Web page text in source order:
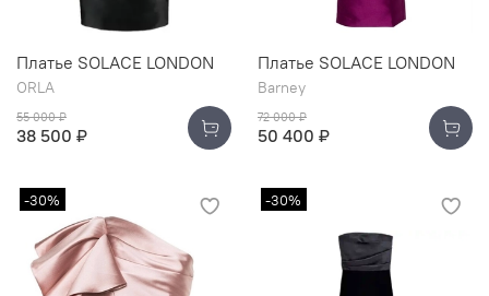
Платье SOLACE LONDON
ORLA
55 000 ₽
38 500 ₽
Платье SOLACE LONDON
Barney
72 000 ₽
50 400 ₽
-30% -30%